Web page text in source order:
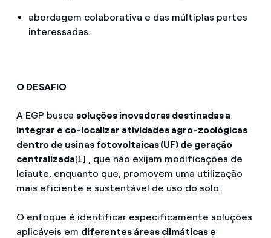
abordagem colaborativa e das múltiplas partes
interessadas.
O DESAFIO
A EGP busca soluções inovadoras destinadas a
integrar e co-localizar atividades agro-zoológicas
dentro de usinas fotovoltaicas (UF) de geração
centralizada[1] , que não exijam modificações de
leiaute, enquanto que, promovem uma utilização
mais eficiente e sustentável de uso do solo.
O enfoque é identificar especificamente soluções
aplicáveis em diferentes áreas climáticas e